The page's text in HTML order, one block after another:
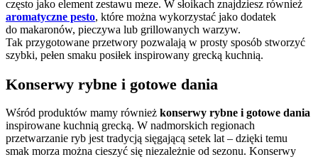
często jako element zestawu meze. W słoikach znajdziesz również
aromatyczne pesto, które można wykorzystać jako dodatek
do makaronów, pieczywa lub grillowanych warzyw.
Tak przygotowane przetwory pozwalają w prosty sposób stworzyć
szybki, pełen smaku posiłek inspirowany grecką kuchnią.
Konserwy rybne i gotowe dania
Wśród produktów mamy również konserwy rybne i gotowe dania
inspirowane kuchnią grecką. W nadmorskich regionach
przetwarzanie ryb jest tradycją sięgającą setek lat – dzięki temu
smak morza można cieszyć się niezależnie od sezonu. Konserwy